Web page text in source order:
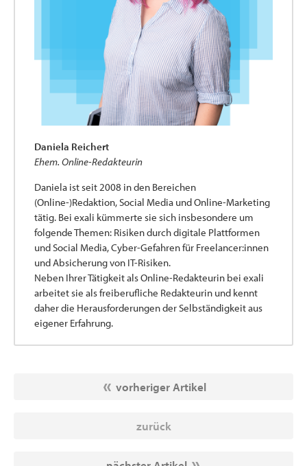
Daniela Reichert
Ehem. Online-Redakteurin
Daniela ist seit 2008 in den Bereichen
(Online-)Redaktion, Social Media und Online-Marketing
tätig. Bei exali kümmerte sie sich insbesondere um
folgende Themen: Risiken durch digitale Plattformen
und Social Media, Cyber-Gefahren für Freelancer:innen
und Absicherung von IT-Risiken.
Neben Ihrer Tätigkeit als Online-Redakteurin bei exali
arbeitet sie als freiberufliche Redakteurin und kennt
daher die Herausforderungen der Selbständigkeit aus
eigener Erfahrung.
vorheriger Artikel
zurück